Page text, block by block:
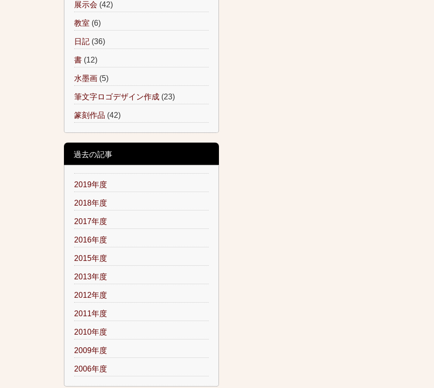
展示会 (42)
教室 (6)
日記 (36)
書 (12)
水墨画 (5)
筆文字ロゴデザイン作成 (23)
篆刻作品 (42)
過去の記事
2019年度
2018年度
2017年度
2016年度
2015年度
2013年度
2012年度
2011年度
2010年度
2009年度
2006年度